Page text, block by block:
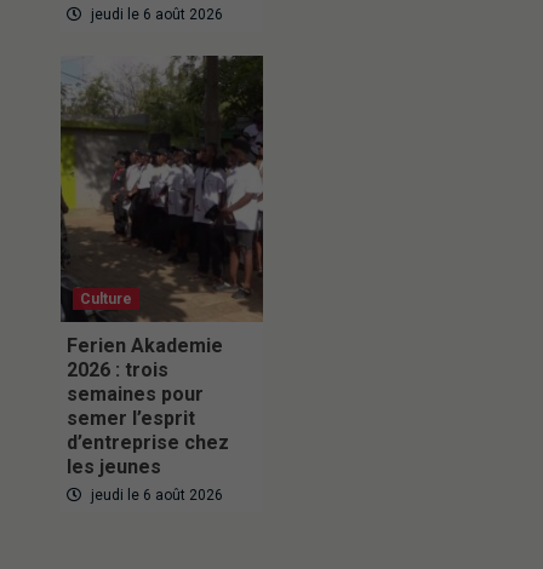
jeudi le 6 août 2026
Culture
Ferien Akademie
2026 : trois
semaines pour
semer l’esprit
d’entreprise chez
les jeunes
jeudi le 6 août 2026